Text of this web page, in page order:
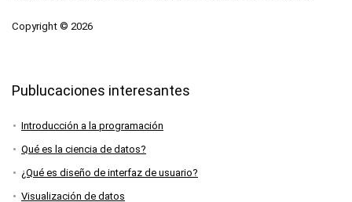
Copyright © 2026
Publucaciones interesantes
Introducción a la programación
Qué es la ciencia de datos?
¿Qué es diseño de interfaz de usuario?
Visualización de datos